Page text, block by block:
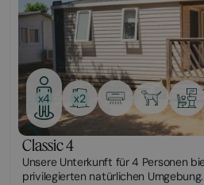
x4 x2
Classic 4
Unsere Unterkunft für 4 Personen
privilegierten natürlichen Umgebung.